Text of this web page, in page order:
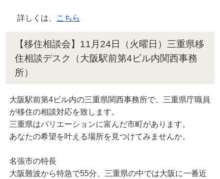
詳しくは、 こちら
【移住相談会】11月24日（火曜日）三重県移
住相談デスク（大阪駅前第4ビル内関西事務
所）
大阪駅前第4ビル内の三重県関西事務所で、三重県庁職員
が移住の相談対応を致します。
三重県はバリエーションに富んだ市町があります。
あなたの希望を叶える場所を見つけてみませんか。
名張市の特長
大阪難波から特急で55分、三重県の中では大阪に一番近